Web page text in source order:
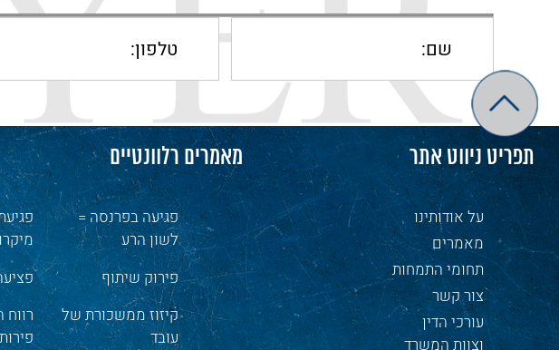
תפריט ניווט אתר
על אודותינו
מאמרים
תחומי התמחות
צור קשר
עורכי הדין
וצוות המשרד
מאמרים רלוונטיים
פגיעה בפרנסה =
לשון הרע
פירוק שיתוף
קיזוז ממשכורת של
עובד
רווח